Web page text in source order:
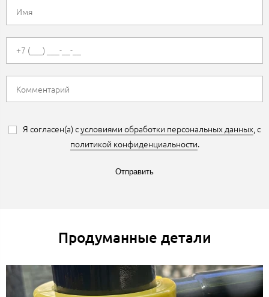
Я согласен(а) сусловиями обработки персональных данных, с
политикой конфиденциальности.
Отправить
Продуманные детали